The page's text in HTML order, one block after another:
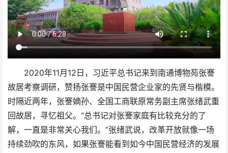
2020年11月12日，习近平总书记来到南通博物苑张謇
故居考察调研，赞扬张謇是中国民营企业家的先贤与楷模。
时隔近两年，张謇嫡孙、全国工商联原常务副主席张绪武重
回故居，寻忆祖父。“总书记对张謇家庭有比较充分的了
解，一直是非常关心我们。”张绪武说，改革开放就像一场
持续劲吹的东风，如果张謇能看到如今中国民营经济的发展